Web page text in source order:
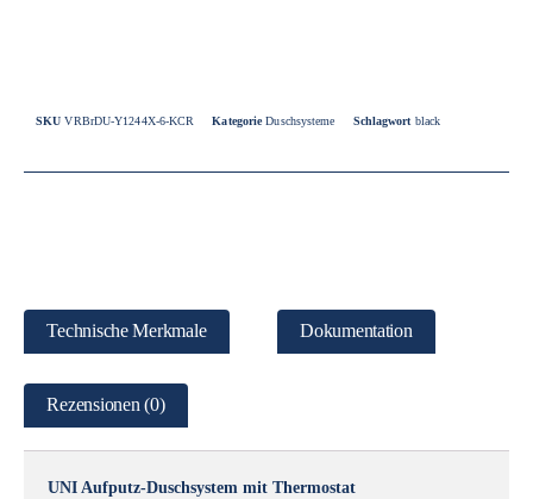
SKUVRBrDU-Y1244X-6-KCR Kategorie Duschsysteme Schlagwort black
Technische Merkmale Dokumentation
Rezensionen (0)
UNI Aufputz-Duschsystem mit Thermostat